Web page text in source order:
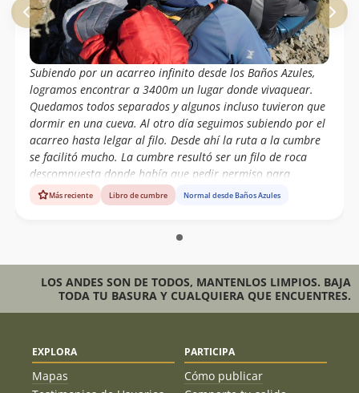
Subiendo por un acarreo infinito desde los Baños Azules,
logramos encontrar a 3400m un lugar donde vivaquear.
Quedamos todos separados y algunos incluso tuvieron que
dormir en una cueva. Al otro día seguimos subiendo por el
acarreo hasta lelgar al filo. Desde ahí la ruta a la cumbre
se facilitó mucho. La cumbre resultó ser un filo de roca
descompuesta donde había que pedir permiso para
respirar para que no se cayera todo.
Más reciente Libro de cumbre Normal desde Baños Azules
LOS ANDES SON DE TODOS, MANTENLOS LIMPIOS. BAJA
TODA TU BASURA Y CUALQUIERA QUE ENCUENTRES.
EXPLORA
Mapas
PARTICIPA
Cómo publicar